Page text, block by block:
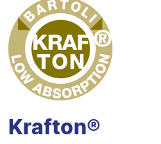
Krafton®